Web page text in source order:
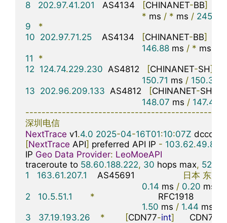
8 202.97.41.201
   AS4134
[CHINANET-BB]
* ms / * ms / 245.96
9
*
10 202.97.71.25
    AS4134
[CHINANET-BB]
146.88 ms / * ms
11
*
12 124.74.229.230
  AS4812
[CHINANET-SH]
150.71 ms / 150.31
13 202.96.209.133
  AS4812
[CHINANET-SH
148.07 ms / 147.44
深圳电信
NextTrace v1.4.0 2025-04-16T01:10:07Z
[NextTrace API] preferred API IP - 103.62.49.83
IP Geo Data Provider: LeoMoeAPI
traceroute to 58.60.188.222, 30 hops max, 52
1
163.61.207.1
    AS45691
日本 东京
0.14 ms / 0.20 ms
2
10.5.51.1 *
                         RFC1918
1.50 ms / 1.44 ms
3
37.19.193.26 * [CDN77-int]
      CDN77